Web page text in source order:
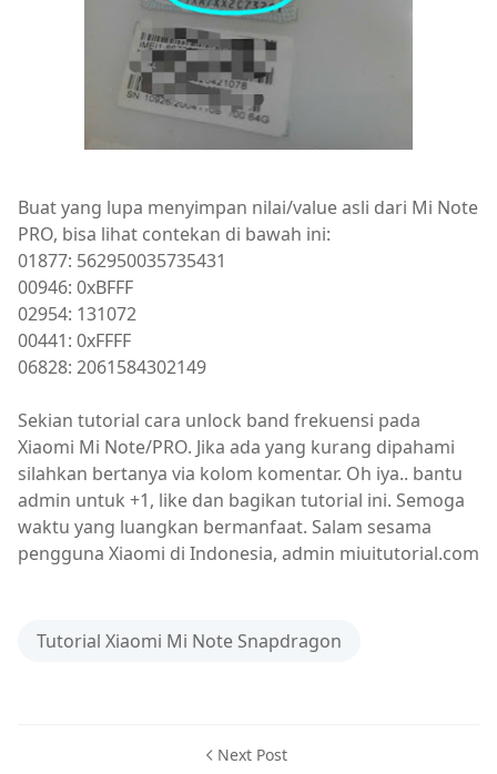
Buat yang lupa menyimpan nilai/value asli dari Mi Note
PRO, bisa lihat contekan di bawah ini:
01877: 562950035735431
00946: 0xBFFF
02954: 131072
00441: 0xFFFF
06828: 2061584302149
Sekian tutorial cara unlock band frekuensi pada
Xiaomi Mi Note/PRO. Jika ada yang kurang dipahami
silahkan bertanya via kolom komentar. Oh iya.. bantu
admin untuk +1, like dan bagikan tutorial ini. Semoga
waktu yang luangkan bermanfaat. Salam sesama
pengguna Xiaomi di Indonesia, admin miuitutorial.com
Tutorial Xiaomi Mi Note Snapdragon
Next Post